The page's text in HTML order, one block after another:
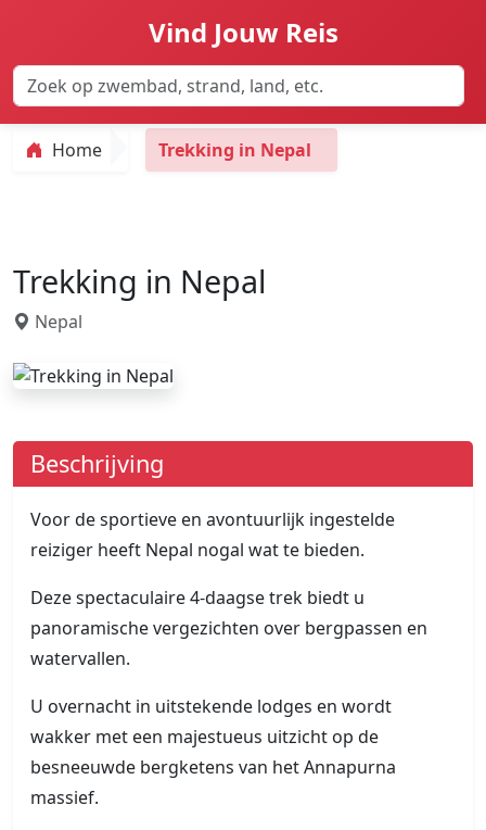
Vind Jouw Reis
Home Trekking in Nepal
Trekking in Nepal
Nepal
Beschrijving
Voor de sportieve en avontuurlijk ingestelde
reiziger heeft Nepal nogal wat te bieden.
Deze spectaculaire 4-daagse trek biedt u
panoramische vergezichten over bergpassen en
watervallen.
U overnacht in uitstekende lodges en wordt
wakker met een majestueus uitzicht op de
besneeuwde bergketens van het Annapurna
massief.